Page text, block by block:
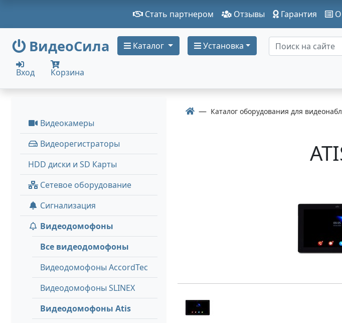
Стать партнером Отзывы Гарантия
ВидеоСила Каталог Установка
Вход Корзина
Видеокамеры
Видеорегистраторы
HDD диски и SD Карты
Сетевое оборудование
Сигнализация
Видеодомофоны
Все видеодомофоны
Видеодомофоны AccordTec
Видеодомофоны SLINEX
Видеодомофоны Atis
Каталог оборудования для